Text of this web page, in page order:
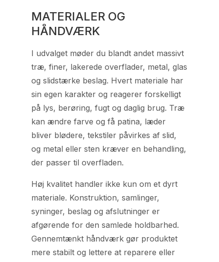
MATERIALER OG
HÅNDVÆRK
I udvalget møder du blandt andet massivt
træ, finer, lakerede overflader, metal, glas
og slidstærke beslag. Hvert materiale har
sin egen karakter og reagerer forskelligt
på lys, berøring, fugt og daglig brug. Træ
kan ændre farve og få patina, læder
bliver blødere, tekstiler påvirkes af slid,
og metal eller sten kræver en behandling,
der passer til overfladen.
Høj kvalitet handler ikke kun om et dyrt
materiale. Konstruktion, samlinger,
syninger, beslag og afslutninger er
afgørende for den samlede holdbarhed.
Gennemtænkt håndværk gør produktet
mere stabilt og lettere at reparere eller